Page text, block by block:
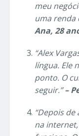
meu
uma renda
Ana, 28
“Alex
língua. Ele
ponto. O
seguir.”–
“Depois
na